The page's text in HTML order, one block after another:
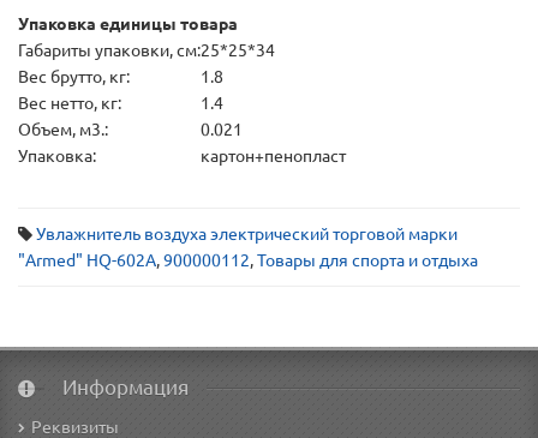
Упаковка единицы товара
Габариты упаковки, см:25*25*34
Вес брутто, кг:
1.8
Вес нетто, кг:
1.4
Объем, м3.:
0.021
Упаковка:
картон+пенопласт
Увлажнитель воздуха электрический торговой марки
"Armed" HQ-602A,900000112,Товары для спорта и отдыха
Информация
Реквизиты